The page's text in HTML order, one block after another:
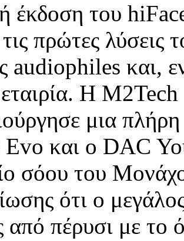
έκδοση του
πρώτες λύσεις
audiophiles και,
Η
μια
και ο DAC
σόου του
ότι ο
από πέρυσι με το